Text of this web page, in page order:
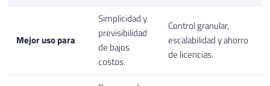
Mejor uso para
Simplicidad y
previsibilidad
de bajos
costos.
Control granular,
escalabilidad y ahorro
de licencias.